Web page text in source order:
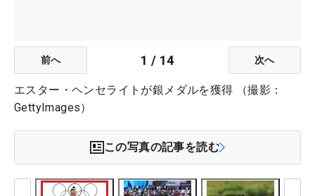
前へ 1 / 14 次へ
エスター・ヘンセライトが銀メダルを獲得 （撮影：
GettyImages）
この写真の記事を読む